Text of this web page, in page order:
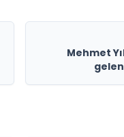
Mehmet